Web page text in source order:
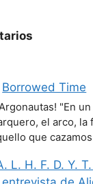
Borrowed Time
"En
el arco, la
que
L. H. F. D. Y.